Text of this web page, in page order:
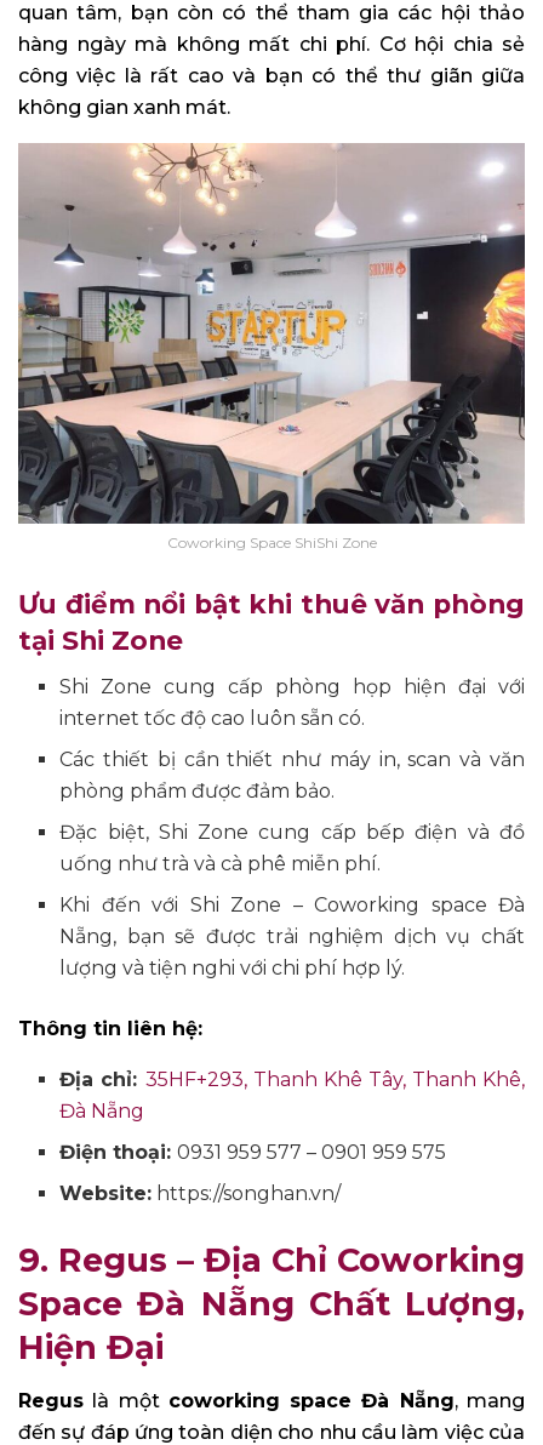
quan tâm, bạn còn có thể tham gia các hội thảo
hàng ngày mà không mất chi phí. Cơ hội chia sẻ
công việc là rất cao và bạn có thể thư giãn giữa
không gian xanh mát.
Coworking Space ShiShi Zone
Ưu điểm nổi bật khi thuê văn phòng
tại Shi Zone
Shi Zone cung cấp phòng họp hiện đại với
internet tốc độ cao luôn sẵn có.
Các thiết bị cần thiết như máy in, scan và văn
phòng phẩm được đảm bảo.
Đặc biệt, Shi Zone cung cấp bếp điện và đồ
uống như trà và cà phê miễn phí.
Khi đến với Shi Zone – Coworking space Đà
Nẵng, bạn sẽ được trải nghiệm dịch vụ chất
lượng và tiện nghi với chi phí hợp lý.
Thông tin liên hệ:
Địa chỉ: 35HF+293, Thanh Khê Tây, Thanh Khê,
Đà Nẵng
Điện thoại:0931 959 577 – 0901 959 575
Website: https://songhan.vn/
9. Regus – Địa Chỉ Coworking
Space Đà Nẵng Chất Lượng,
Hiện Đại
Regus là một coworking space Đà Nẵng, mang
đến sự đáp ứng toàn diện cho nhu cầu làm việc của